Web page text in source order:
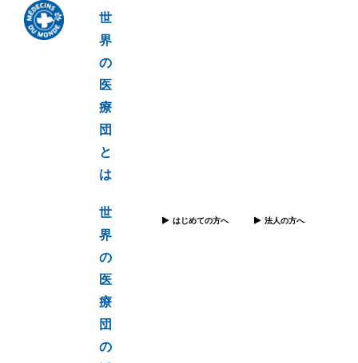
世
界
の
医
療
団
と
は
世
界
の
医
療
団
の
はじめての方へ 法人の方へ